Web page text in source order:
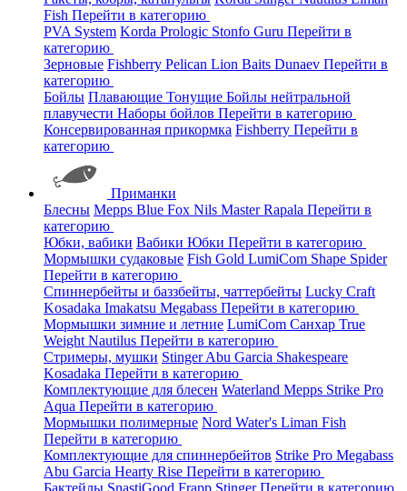
Fish Перейти в категорию
PVA System Korda Prologic Stonfo Guru Перейти в
категорию
Зерновые Fishberry Pelican Lion Baits Dunaev Перейти в
категорию
Бойлы Плавающие Тонущие Бойлы нейтральной
плавучести Наборы бойлов Перейти в категорию
Консервированная прикормка Fishberry Перейти в
категорию
Приманки
Блесны Mepps Blue Fox Nils MasterRapala Перейти в
категорию
Юбки, вабики Вабики Юбки Перейти в категорию
Мормышки судаковые Fish Gold LumiCom Shape Spider
Перейти в категорию
Спиннербейты и баззбейты, чаттербейты Lucky Craft
Kosadaka Imakatsu Megabass Перейти в категорию
Мормышки зимние и летние LumiCom Санхар True
Weight Nautilus Перейти в категорию
Стримеры, мушки StingerAbu Garcia Shakespeare
Kosadaka Перейти в категорию
Комплектующие для блесен Waterland Mepps Strike Pro
Aqua Перейти в категорию
Мормышки полимерные Nord Water's Liman Fish
Перейти в категорию
Комплектующие для спиннербейтов Strike Pro Megabass
Abu Garcia Hearty Rise Перейти в категорию
Бактейлы SnastiGood Frapp StingerПерейти в категорию